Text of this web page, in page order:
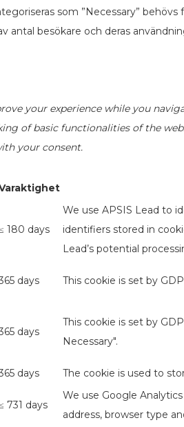
som ”Necessary”
antal besökare och deras
your experience while you
of basic functionalities of the
your consent.
180 days
We use APSIS Lead to
identifiers stored in
Lead’s potential
days This cookie is set by
days
This cookie is set by
Necessary".
days The cookie is used to
731 days
We use Google
address, browser type